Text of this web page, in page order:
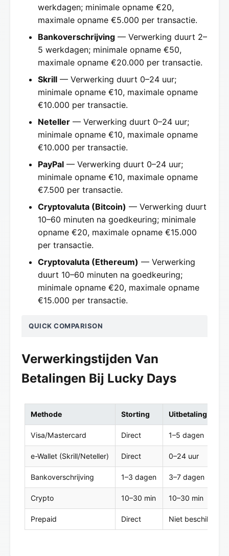
werkdagen; minimale opname €20,
maximale opname €5.000 per transactie.
Bankoverschrijving— Verwerking duurt 2–
5 werkdagen; minimale opname €50,
maximale opname €20.000 per transactie.
Skrill— Verwerking duurt 0–24 uur;
minimale opname €10, maximale opname
€10.000 per transactie.
Neteller— Verwerking duurt 0–24 uur;
minimale opname €10, maximale opname
€10.000 per transactie.
PayPal— Verwerking duurt 0–24 uur;
minimale opname €10, maximale opname
€7.500 per transactie.
Cryptovaluta (Bitcoin) — Verwerking duurt
10–60 minuten na goedkeuring; minimale
opname €20, maximale opname €15.000
per transactie.
Cryptovaluta (Ethereum) — Verwerking
duurt 10–60 minuten na goedkeuring;
minimale opname €20, maximale opname
€15.000 per transactie.
QUICK COMPARISON
Verwerkingstijden Van
Betalingen Bij Lucky Days
Methode Storting Uitbetaling
Visa/Mastercard Direct 1–5 dagen
e-Wallet (Skrill/Neteller) Direct 0–24 uur
Bankoverschrijving 1–3 dagen 3–7 dagen
Crypto 10–30 min 10–30 min
Prepaid Direct Niet beschikbaar